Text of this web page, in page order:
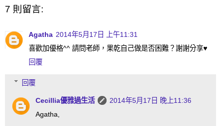
7 則留言:
Agatha 2014年5月17日 上午11:31
喜歡加優格^^ 請問老師，果乾自己做是否困難？謝謝分享♥
回覆
回覆
Cecillia優雅過生活
2014年5月17日 晚上11:36
Agatha,